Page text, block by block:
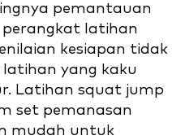
pemantauan
perangkat latihan
kesiapan tidak
yang kaku
Latihan squat jump
set pemanasan
mudah untuk